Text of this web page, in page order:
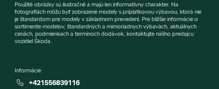
Použité obrázky sú ilustračné a majú len informatívny charakter. Na
fotografiách môžu byť zobrazené modely s príplatkovou výbavou, ktorá nie
je štandardom pre modely v základnom prevedení. Pre bližšie informácie o
sortimente modelov, štandardných a mimoriadnych výbavách, aktuálnych
cenách, podmienkach a termínoch dodávok, kontaktujte nášho predajcu
vozidiel Škoda.
Informácie
+421556839116